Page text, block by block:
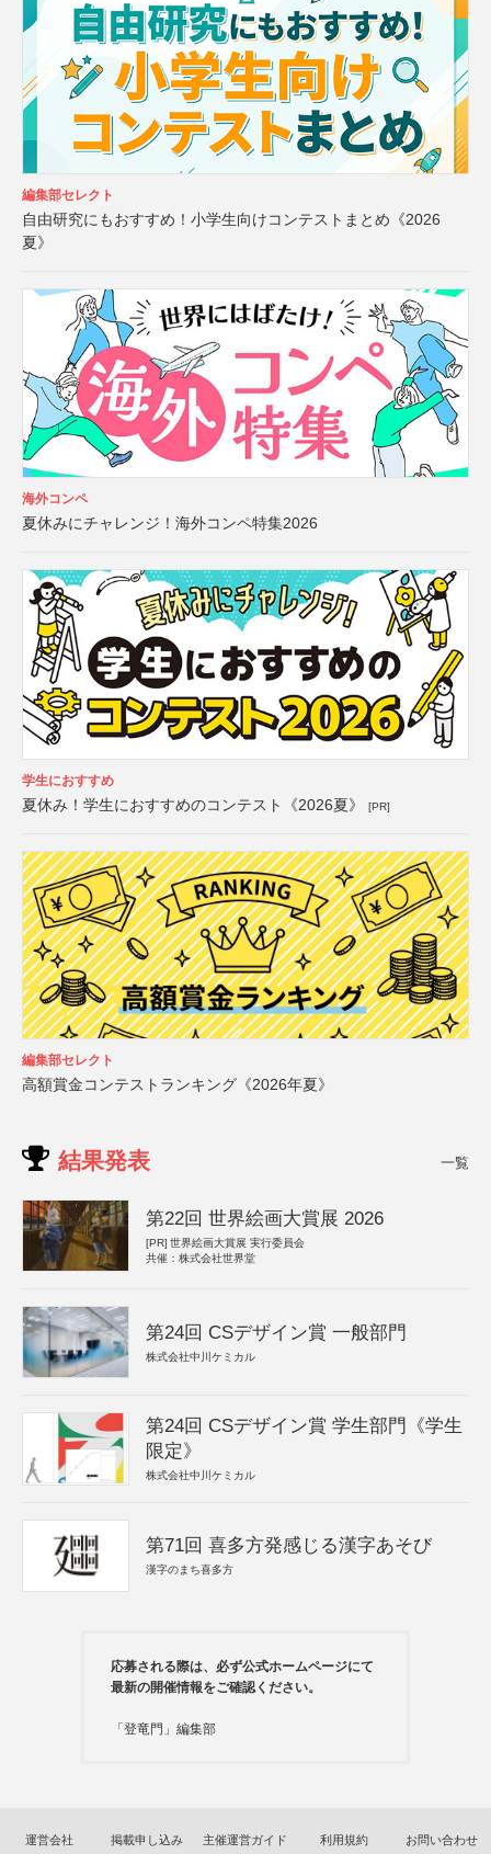
編集部セレクト
自由研究にもおすすめ！小学生向けコンテストまとめ《2026
夏》
海外コンペ
夏休みにチャレンジ！海外コンペ特集2026
学生におすすめ
夏休み！学生におすすめのコンテスト《2026夏》 [PR]
編集部セレクト
高額賞金コンテストランキング《2026年夏》
結果発表 一覧
第22回 世界絵画大賞展 2026
[PR] 世界絵画大賞展 実行委員会
共催：株式会社世界堂
第24回 CSデザイン賞 一般部門
株式会社中川ケミカル
第24回 CSデザイン賞 学生部門《学生
限定》
株式会社中川ケミカル
第71回 喜多方発感じる漢字あそび
漢字のまち喜多方
応募される際は、必ず公式ホームページにて
最新の開催情報をご確認ください。
「登竜門」編集部
運営会社 掲載申し込み 主催運営ガイド 利用規約 お問い合わせ